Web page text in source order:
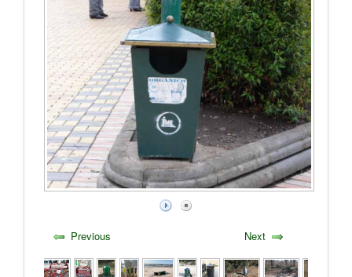
Previous Next